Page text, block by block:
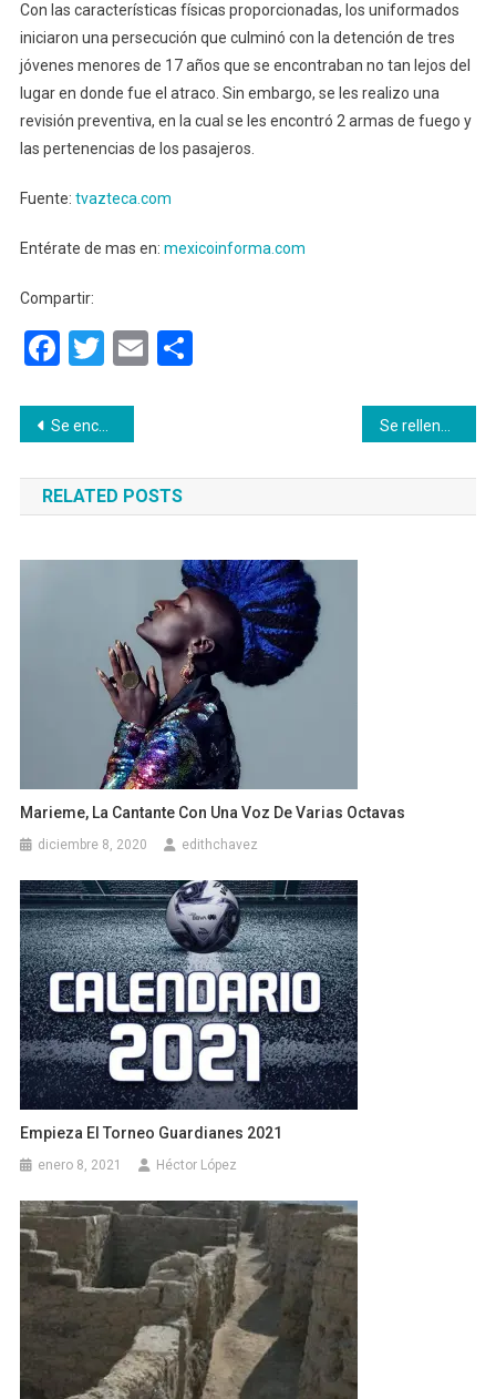
Con las características físicas proporcionadas, los uniformados
iniciaron una persecución que culminó con la detención de tres
jóvenes menores de 17 años que se encontraban no tan lejos del
lugar en donde fue el atraco. Sin embargo, se les realizo una
revisión preventiva, en la cual se les encontró 2 armas de fuego y
las pertenencias de los pasajeros.
Fuente: tvazteca.com
Entérate de mas en: mexicoinforma.com
Compartir:
Facebook
Twitter
EmailCompartir
Navegación
de
entradas
Se encuentra en Egipto la ciudad perdida de Luxor
RELATED POSTS
Marieme, La Cantante Con Una Voz De Varias Octavas
diciembre 8, 2020 edithchavez
Empieza El Torneo Guardianes 2021
enero 8, 2021 Héctor López